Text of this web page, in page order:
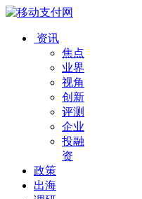
资讯
焦点
业界
视角
创新
评测
企业
投融
资
政策
出海